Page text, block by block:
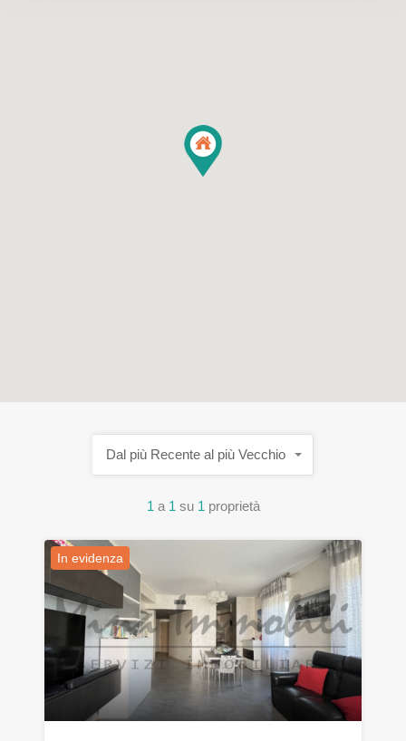
1 a 1 su 1 proprietà
Dal più Recente al più Vecchio
In evidenza